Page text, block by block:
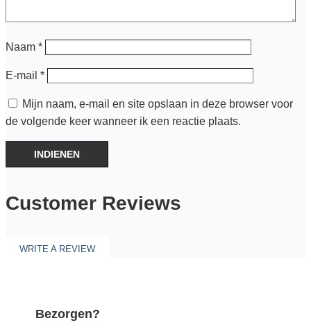
Naam *
E-mail *
Mijn naam, e-mail en site opslaan in deze browser voor
de volgende keer wanneer ik een reactie plaats.
INDIENEN
Customer Reviews
WRITE A REVIEW
Bezorgen?